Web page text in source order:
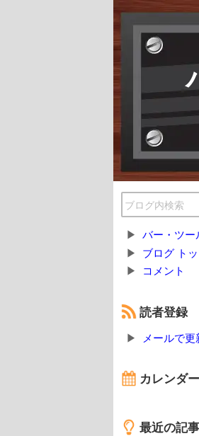
バー・ツー
ブログ ト
コメント
読者登録
メールで
カレンダー
最近の記事